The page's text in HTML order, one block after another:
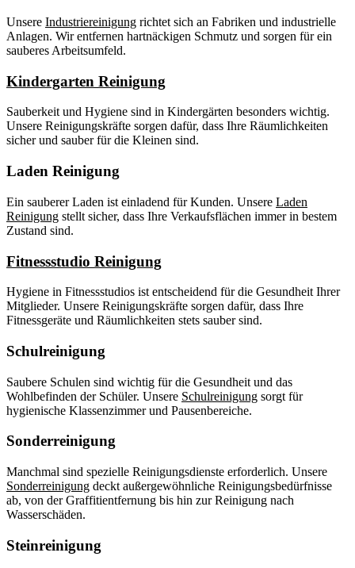
Unsere Industriereinigung richtet sich an Fabriken und industrielle
Anlagen. Wir entfernen hartnäckigen Schmutz und sorgen für ein
sauberes Arbeitsumfeld.
Kindergarten Reinigung
Sauberkeit und Hygiene sind in Kindergärten besonders wichtig.
Unsere Reinigungskräfte sorgen dafür, dass Ihre Räumlichkeiten
sicher und sauber für die Kleinen sind.
Laden Reinigung
Ein sauberer Laden ist einladend für Kunden. Unsere Laden
Reinigung stellt sicher, dass Ihre Verkaufsflächen immer in bestem
Zustand sind.
Fitnessstudio Reinigung
Hygiene in Fitnessstudios ist entscheidend für die Gesundheit Ihrer
Mitglieder. Unsere Reinigungskräfte sorgen dafür, dass Ihre
Fitnessgeräte und Räumlichkeiten stets sauber sind.
Schulreinigung
Saubere Schulen sind wichtig für die Gesundheit und das
Wohlbefinden der Schüler. Unsere Schulreinigung sorgt für
hygienische Klassenzimmer und Pausenbereiche.
Sonderreinigung
Manchmal sind spezielle Reinigungsdienste erforderlich. Unsere
Sonderreinigung deckt außergewöhnliche Reinigungsbedürfnisse
ab, von der Graffitientfernung bis hin zur Reinigung nach
Wasserschäden.
Steinreinigung